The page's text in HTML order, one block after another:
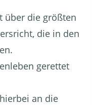
über die größten
die in den
gerettet
an die